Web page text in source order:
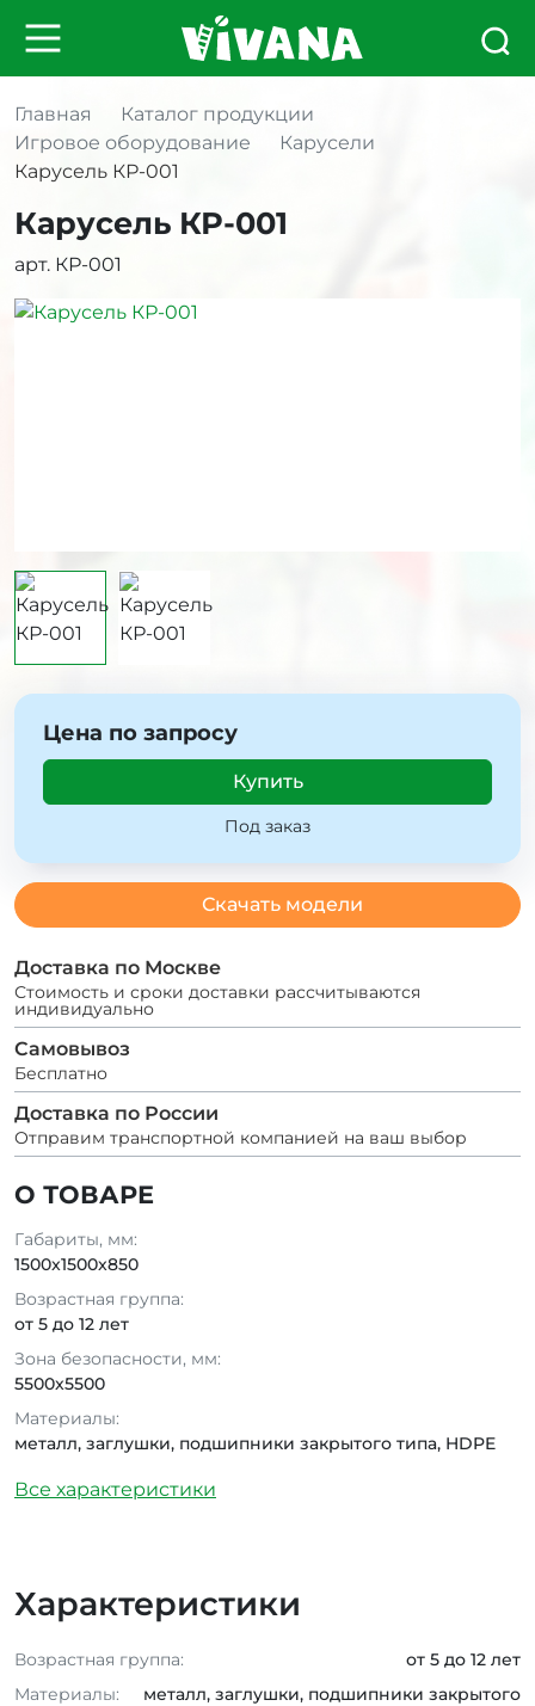
Главная
Каталог продукции
Игровое оборудование
Карусели
Карусель КР-001
Карусель КР-001
арт. КР-001
О ТОВАРЕ
Габариты, мм:
1500x1500x850
Возрастная группа:
от 5 до 12 лет
Зона безопасности, мм:
5500x5500
Материалы:
металл, заглушки, подшипники закрытого типа, HDPE
Все характеристики
Цена по запросу
Купить
Под заказ
Скачать модели
Доставка по Москве
Стоимость и сроки доставки рассчитываются
индивидуально
Самовывоз
Бесплатно
Доставка по России
Отправим транспортной компанией на ваш выбор
Характеристики
Возрастная группа:
от 5 до 12 лет
Материалы:
металл, заглушки, подшипники закрытого